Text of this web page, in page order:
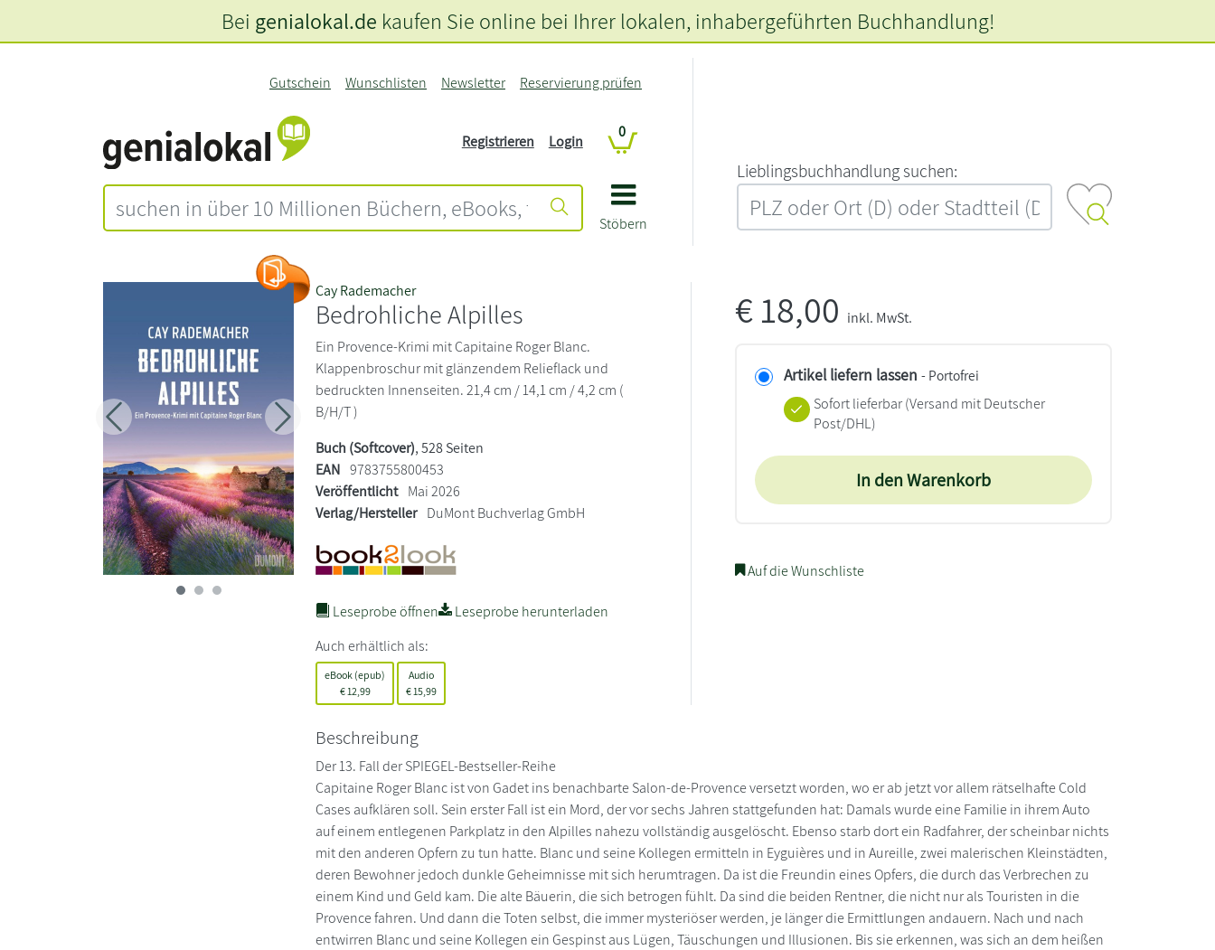
Stöbern
Gutschein Wunschlisten Newsletter Reservierung prüfen
Registrieren Login
0
L‍i‍e‍b‍l‍i‍n‍g‍s‍b‍u‍c‍h‍h‍a‍n‍d‍l‍u‍n‍g‍ ‍s‍u‍c‍h‍e‍n‍:‍
Bei genialokal.de kaufen Sie online bei Ihrer lokalen, inhabergeführten Buchhandlung!
Zurück Weiter
Cay Rademacher
Bedrohliche Alpilles
Ein Provence-Krimi mit Capitaine Roger Blanc.
Klappenbroschur mit glänzendem Relieflack und
bedruckten Innenseiten. 21,4 cm / 14,1 cm / 4,2 cm (
B/H/T )
Buch (Softcover), 528 Seiten
EAN 9783755800453
Veröffentlicht Mai 2026
Verlag/Hersteller DuMont Buchverlag GmbH
Leseprobe öffnen
Leseprobe herunterladen
Auch erhältlich als:
eBook (epub)
€12,99
Audio
€ 15,99
€18,00 inkl. MwSt.
Artikel liefern lassen - Portofrei
Sofort lieferbar(Versand mit Deutscher
Post/DHL)
In den Warenkorb
Auf die Wunschliste
Beschreibung
Der 13. Fall der SPIEGEL-Bestseller-Reihe
Capitaine Roger Blanc ist von Gadet ins benachbarte Salon-de-Provence versetzt worden, wo er ab jetzt vor allem rätselhafte Cold
Cases aufklären soll. Sein erster Fall ist ein Mord, der vor sechs Jahren stattgefunden hat: Damals wurde eine Familie in ihrem Auto
auf einem entlegenen Parkplatz in den Alpilles nahezu vollständig ausgelöscht. Ebenso starb dort ein Radfahrer, der scheinbar nichts
mit den anderen Opfern zu tun hatte. Blanc und seine Kollegen ermitteln in Eyguières und in Aureille, zwei malerischen Kleinstädten,
deren Bewohner jedoch dunkle Geheimnisse mit sich herumtragen. Da ist die Freundin eines Opfers, die durch das Verbrechen zu
einem Kind und Geld kam. Die alte Bäuerin, die sich betrogen fühlt. Da sind die beiden Rentner, die nicht nur als Touristen in die
Provence fahren. Und dann die Toten selbst, die immer mysteriöser werden, je länger die Ermittlungen andauern. Nach und nach
entwirren Blanc und seine Kollegen ein Gespinst aus Lügen, Täuschungen und Illusionen. Bis sie erkennen, was sich an dem heißen